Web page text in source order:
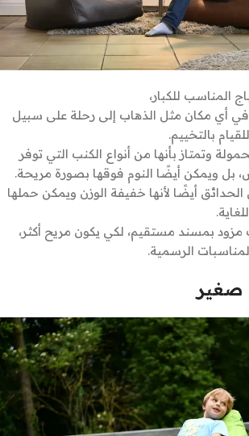
المناسب للكبار،
في أي مكان مثل الذهاب إلى رحلة على سبيل
بالتخييم.
وتمتاز بأنها من أنواع الكنب التي توفر
بل ويمكن أيضًا النوم فوقها بصورة مريحة.
أيضًا لأنها خفيفة الوزن ويمكن حملها
مزود بمسند مستقيم، لكي يكون مريح أكثر،
الرسمية.
صغير